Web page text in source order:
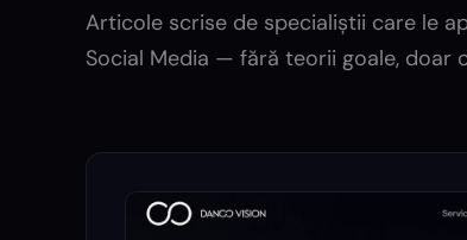
Articole scrise de specialiștii care le
Social Media — fără teorii goale, doar